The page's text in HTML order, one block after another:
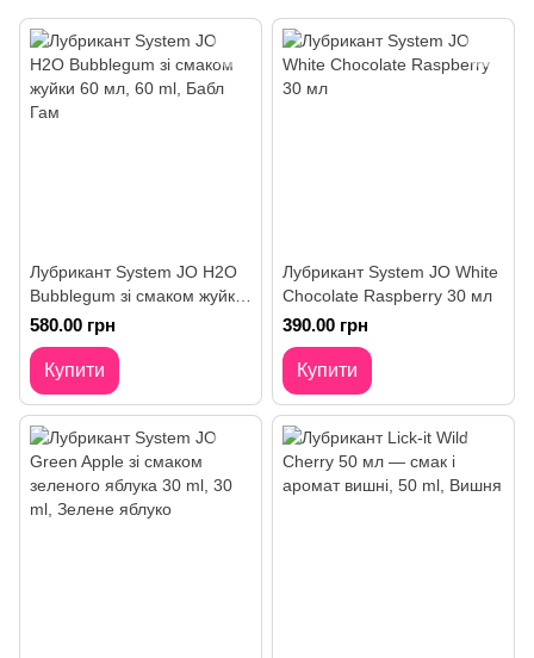
Лубрикант System JO H2O
Bubblegum зі смаком жуйки
60 мл
580.00 грн
Купити
Лубрикант System JO White
Chocolate Raspberry 30 мл
390.00 грн
Купити